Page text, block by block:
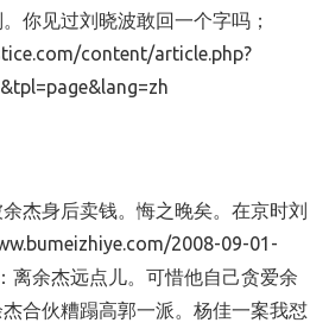
你见过刘晓波敢回一个字吗；
content/article.php?
杰身后卖钱。悔之晚矣。在京时刘
2008-09-01-
离余杰远点儿。可惜他自己贪爱余
合伙糟蹋高郭一派。杨佳一案我怼